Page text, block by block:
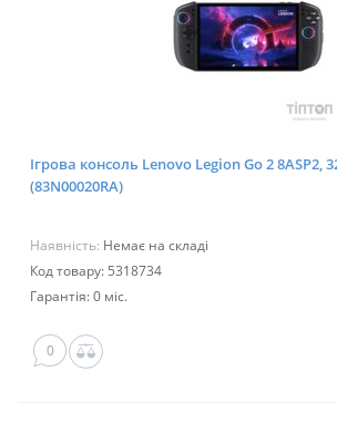
Ігрова консоль Lenovo Legion Go 2 8ASP2,
(83N00020RA)
Наявність: Немає на складі
Код товару: 5318734
Гарантія: 0 міс.
0